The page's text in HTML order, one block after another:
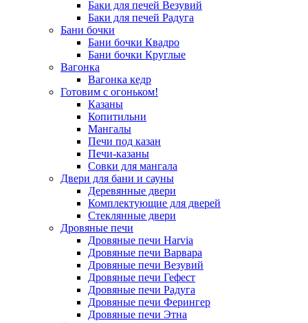
Баки для печей Везувий
Баки для печей Радуга
Бани бочки
Бани бочки Квадро
Бани бочки Круглые
Вагонка
Вагонка кедр
Готовим с огоньком!
Казаны
Копитильни
Мангалы
Печи под казан
Печи-казаны
Совки для мангала
Двери для бани и сауны
Деревянные двери
Комплектующие для дверей
Стеклянные двери
Дровяные печи
Дровяные печи Harvia
Дровяные печи Варвара
Дровяные печи Везувий
Дровяные печи Гефест
Дровяные печи Радуга
Дровяные печи Ферингер
Дровяные печи Этна